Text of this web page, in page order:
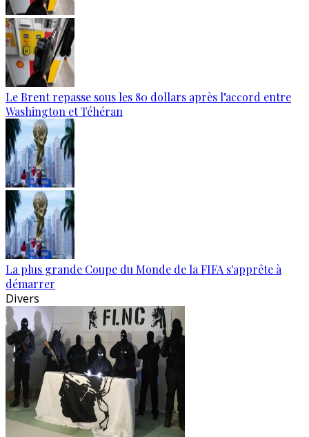
Le Brent repasse sous les 80 dollars après l’accord entre
Washington et Téhéran
La plus grande Coupe du Monde de la FIFA s'apprête à
démarrer
Divers